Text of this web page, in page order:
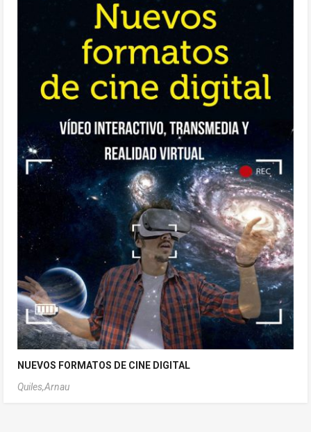
NUEVOS FORMATOS DE CINE DIGITAL
Quiles,Arnau